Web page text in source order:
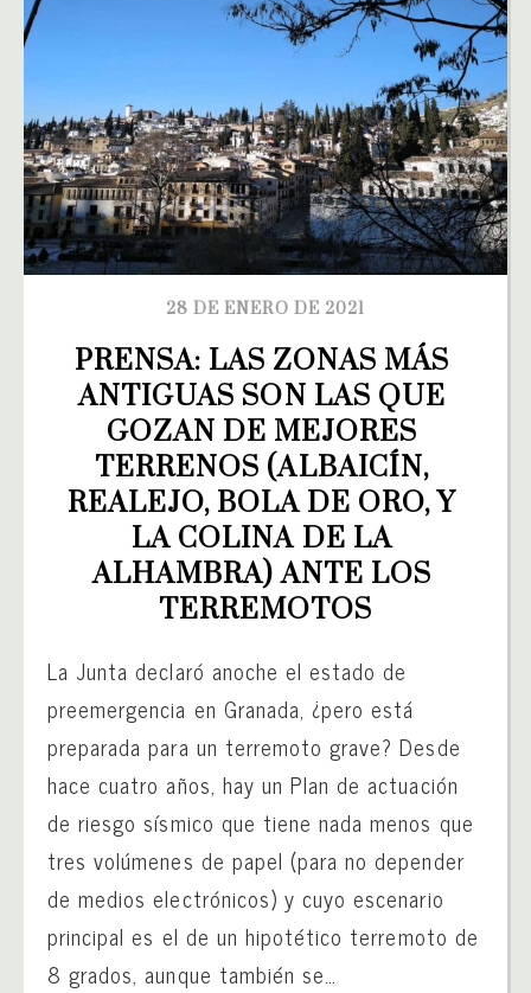
28 DE ENERO DE 2021
PRENSA: LAS ZONAS MÁS
ANTIGUAS SON LAS QUE
GOZAN DE MEJORES
TERRENOS (ALBAICÍN,
REALEJO, BOLA DE ORO, Y
LA COLINA DE LA
ALHAMBRA) ANTE LOS
TERREMOTOS
La Junta declaró anoche el estado de
preemergencia en Granada, ¿pero está
preparada para un terremoto grave? Desde
hace cuatro años, hay un Plan de actuación
de riesgo sísmico que tiene nada menos que
tres volúmenes de papel (para no depender
de medios electrónicos) y cuyo escenario
principal es el de un hipotético terremoto de
8 grados, aunque también se…